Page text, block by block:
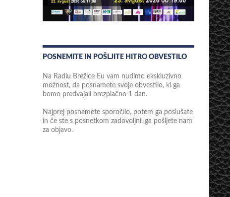
POSNEMITE IN POŠLJITE HITRO OBVESTILO
Na Radiu Brežice Eu vam nudimo ekskluzivno
možnost, da posnamete svoje obvestilo, ki ga
bomo predvajali brezplačno 1 dan.
Najprej posnamete sporočilo, potem ga poslušate
in če ste s posnetkom zadovoljni, ga pošljete nam
za objavo.